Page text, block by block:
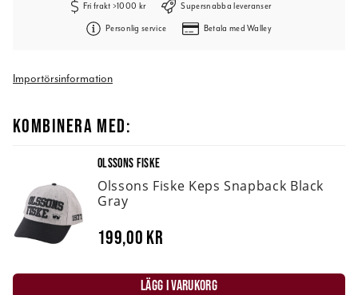
Fri frakt >1000 kr Supersnabba leveranser
Personlig service Betala med Walley
Importörsinformation
KOMBINERA MED:
OLSSONS FISKE
Olssons Fiske Keps Snapback Black
Gray
199,00 kr
LÄGG I VARUKORG